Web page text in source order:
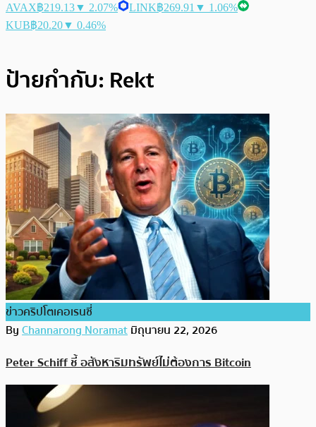
AVAX฿219.13▼ 2.07% LINK฿269.91 ▼ 1.06%
KUB฿20.20▼ 0.46%
ป้ายกำกับ: Rekt
ข่าวคริปโตเคอเรนซี่
ByChannarong Noramatมิถุนายน 22, 2026
Peter Schiff ชี้ อสังหาริมทรัพย์ไม่ต้องการ Bitcoin